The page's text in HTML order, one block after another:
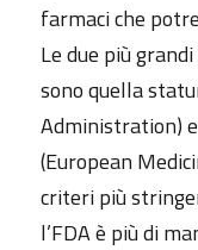
farmaci che
Le due più
sono quella
Administration)
(European
criteri più
l’FDA è più di